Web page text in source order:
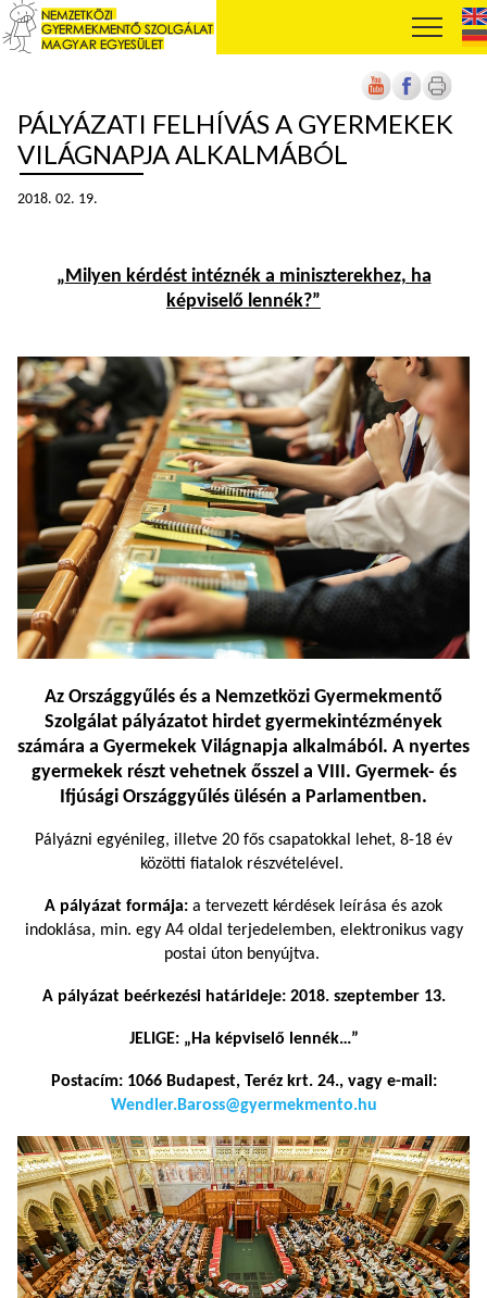
PÁLYÁZATI FELHÍVÁS A GYERMEKEK
VILÁGNAPJA ALKALMÁBÓL
2018. 02. 19.
„Milyen kérdést intéznék a miniszterekhez, ha
képviselő lennék?”
Az Országgyűlés és a Nemzetközi Gyermekmentő
Szolgálat pályázatot hirdet gyermekintézmények
számára a Gyermekek Világnapja alkalmából. A nyertes
gyermekek részt vehetnek ősszel a VIII. Gyermek- és
Ifjúsági Országgyűlés ülésén a Parlamentben.
Pályázni egyénileg, illetve 20 fős csapatokkal lehet, 8-18 év
közötti fiatalok részvételével.
A pályázat formája: a tervezett kérdések leírása és azok
indoklása, min. egy A4 oldal terjedelemben, elektronikus vagy
postai úton benyújtva.
A pályázat beérkezési határideje: 2018. szeptember 13.
JELIGE: „Ha képviselő lennék…”
Postacím: 1066 Budapest, Teréz krt. 24., vagy e-mail:
Wendler.Baross@gyermekmento.hu